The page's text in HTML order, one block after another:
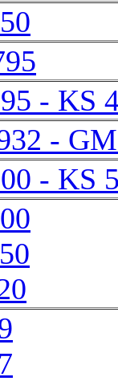
- KS
-
- KS